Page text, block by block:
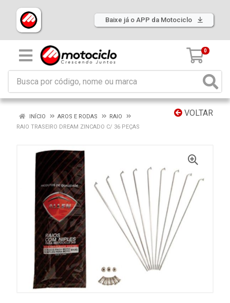
Baixe já o APP da Motociclo
0
VOLTAR
INÍCIO AROS E RODAS
RAIO
RAIO TRASEIRO DREAM ZINCADO C/ 36 PEÇAS